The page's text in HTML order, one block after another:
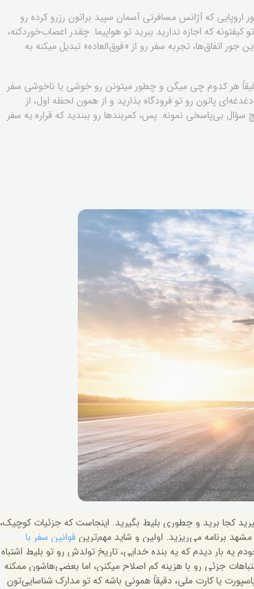
که آژانس مسافرتی آسمان سپید براتون رزرو کرده رو
که اجازه ندارید ببرید تو هواپیما. چقدر اعصاب‌خوردکنه،
اتفاق‌ها، تجربه سفر رو از «فوق‌العاده» تبدیل میکنه به
هر کدوم چی میگن و چطور میتونن رو خوشی یا ناخوشی سفر
پاتون رو تو فرودگاه بذارید و از همون لحظه اول، از
بی‌پاسخی نمونه. پس، کمربندها رو ببندید که قراره یه سفر
کجا برید و چطوری بلیط بگیرید. اینجاست که جزئیات کوچیک،
مشهد برنامه می‌ریزید. اولین و شاید مهم‌ترینقوانین سفر با
یه بار دیدم که یه بنده خدایی، تاریخ تولدش رو تو بلیط اشتباه
جزئی رو با هزینه کم اصلاح میکنن، اما بعضی‌هاشون ممکنه
یا کارت ملی، دقیقاً همونی باشه که تو مدارک شناسایی‌تون